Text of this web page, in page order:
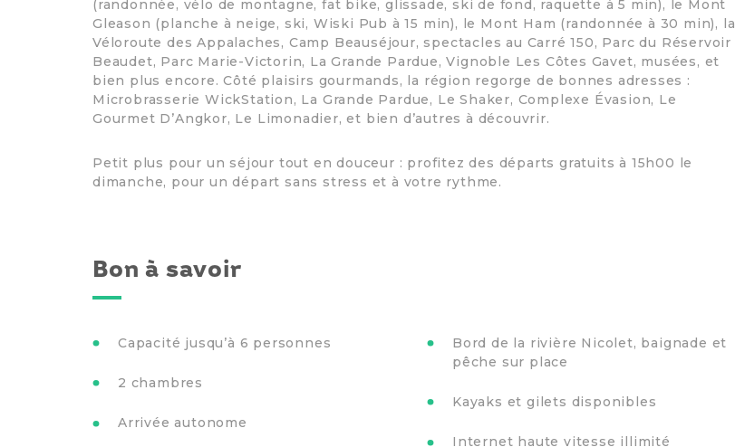
(randonnée, vélo de montagne, fat bike, glissade, ski de fond, raquette à 5 min), le Mont
Gleason (planche à neige, ski, Wiski Pub à 15 min), le Mont Ham (randonnée à 30 min), la
Véloroute des Appalaches, Camp Beauséjour, spectacles au Carré 150, Parc du Réservoir
Beaudet, Parc Marie-Victorin, La Grande Pardue, Vignoble Les Côtes Gavet, musées, et
bien plus encore. Côté plaisirs gourmands, la région regorge de bonnes adresses :
Microbrasserie WickStation, La Grande Pardue, Le Shaker, Complexe Évasion, Le
Gourmet D’Angkor, Le Limonadier, et bien d’autres à découvrir.
Petit plus pour un séjour tout en douceur : profitez des départs gratuits à 15h00 le
dimanche, pour un départ sans stress et à votre rythme.
Bon à savoir
Capacité jusqu’à 6 personnes
2 chambres
Arrivée autonome
Bord de la rivière Nicolet, baignade et
pêche sur place
Kayaks et gilets disponibles
Internet haute vitesse illimité